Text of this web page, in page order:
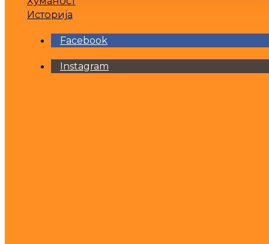
Историја
Facebook
Instagram